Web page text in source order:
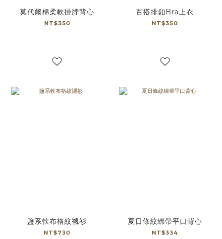
莫代爾棉柔軟掛脖背心
NT$350
百搭排釦Bra上衣
NT$350
鹽系軟布格紋襯衫
NT$730
夏日條紋綁帶平口背心
NT$334